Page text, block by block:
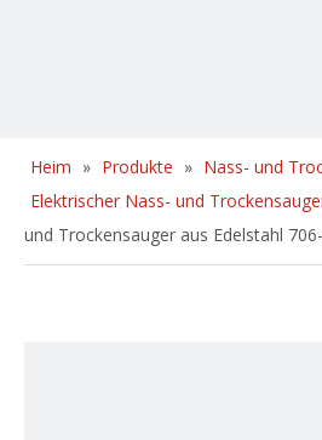
Heim » Produkte » Nass- und
Elektrischer Nass- und
und Trockensauger aus Edelstahl